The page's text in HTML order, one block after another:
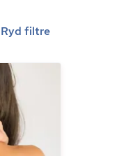
Ryd filtre